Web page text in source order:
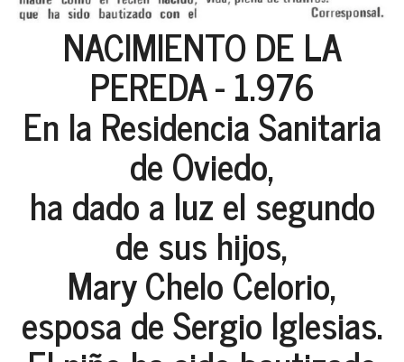
NACIMIENTO DE LA
PEREDA - 1.976
En la Residencia Sanitaria
de Oviedo,
ha dado a luz el segundo
de sus hijos,
Mary Chelo Celorio,
esposa de Sergio Iglesias.